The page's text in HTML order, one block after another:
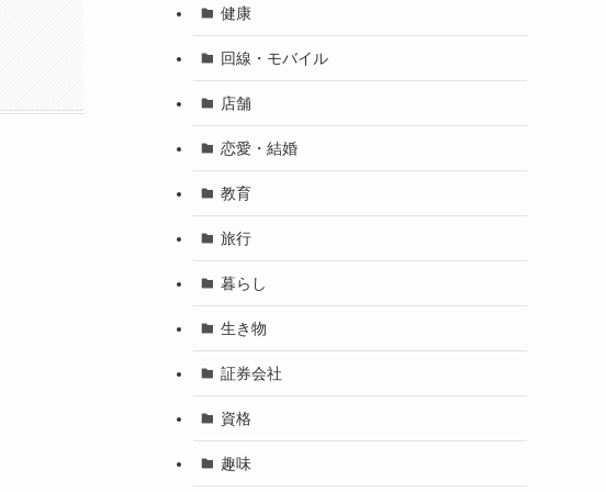
健康
回線・モバイル
店舗
恋愛・結婚
教育
旅行
暮らし
生き物
証券会社
資格
趣味